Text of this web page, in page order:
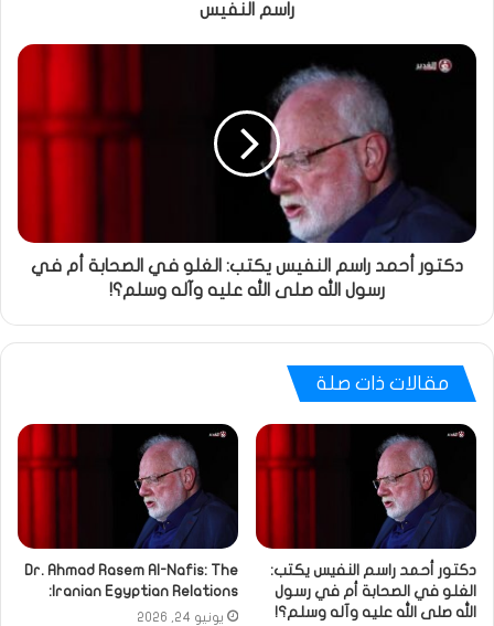
راسم النفيس
دكتور أحمد راسم النفيس يكتب: الغلو في الصحابة أم في
رسول الله صلى الله عليه وآله وسلم؟!
مقالات ذات صلة
دكتور أحمد راسم النفيس يكتب:
الغلو في الصحابة أم في رسول
الله صلى الله عليه وآله وسلم؟!
Dr. Ahmad Rasem Al-Nafis: The
Iranian Egyptian Relations:
يونيو 24, 2026